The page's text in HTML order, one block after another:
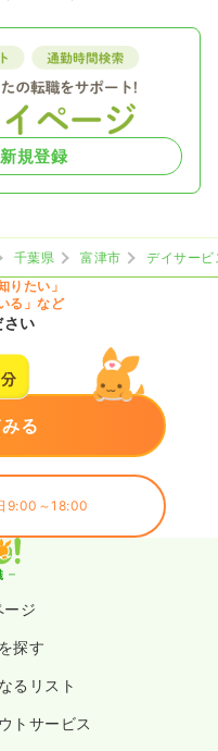
規登録
千葉県 富津市
デイサー
りたい」
る」など
さい
る
9:00～18:00
ージ
探す
るリスト
トサービス